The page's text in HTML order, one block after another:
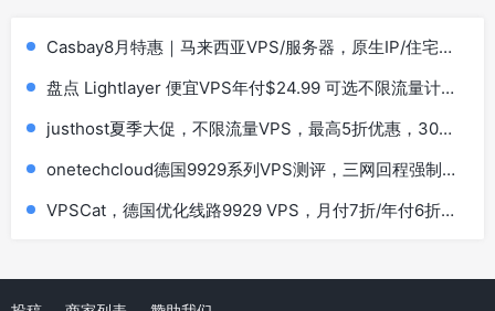
Casbay8月特惠｜马来西亚VPS/服务器，原生IP/住宅
盘点 Lightlayer 便宜VPS年付$24.99 可选不限流量计划
justhost夏季大促，不限流量VPS，最高5折优惠，30个
onetechcloud德国9929系列VPS测评，三网回程强制
VPSCat，德国优化线路9929 VPS，月付7折/年付6折，